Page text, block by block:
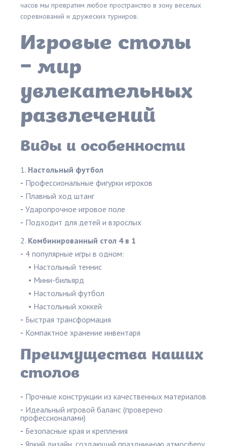
часов мы превратим любое пространство в зону веселых
соревнований и дружеских турниров.
Игровые столы
– мир
увлекательных
развлечений
Виды и особенности
Настольный футбол
- Профессиональные фигурки игроков
- Плавный ход штанг
- Ударопрочное игровое поле
- Подходит для детей и взрослых
Комбинированный стол 4 в 1
- 4 популярные игры в одном:
• Настольный теннис
• Мини-бильярд
• Настольный футбол
• Настольный хоккей
- Быстрая трансформация
- Компактное хранение инвентаря
Преимущества наших
столов
- Прочные конструкции из качественных материалов
- Идеальный игровой баланс (проверено
профессионалами)
- Безопасные края и крепления
- Яркий дизайн, создающий праздничную атмосферу